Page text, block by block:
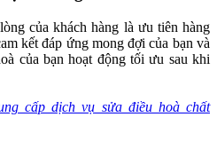
của khách hàng là ưu tiên hàng
kết đáp ứng mong đợi của bạn và
của bạn hoạt động tối ưu sau khi
cấp dịch vụ sửa điều hoà chất